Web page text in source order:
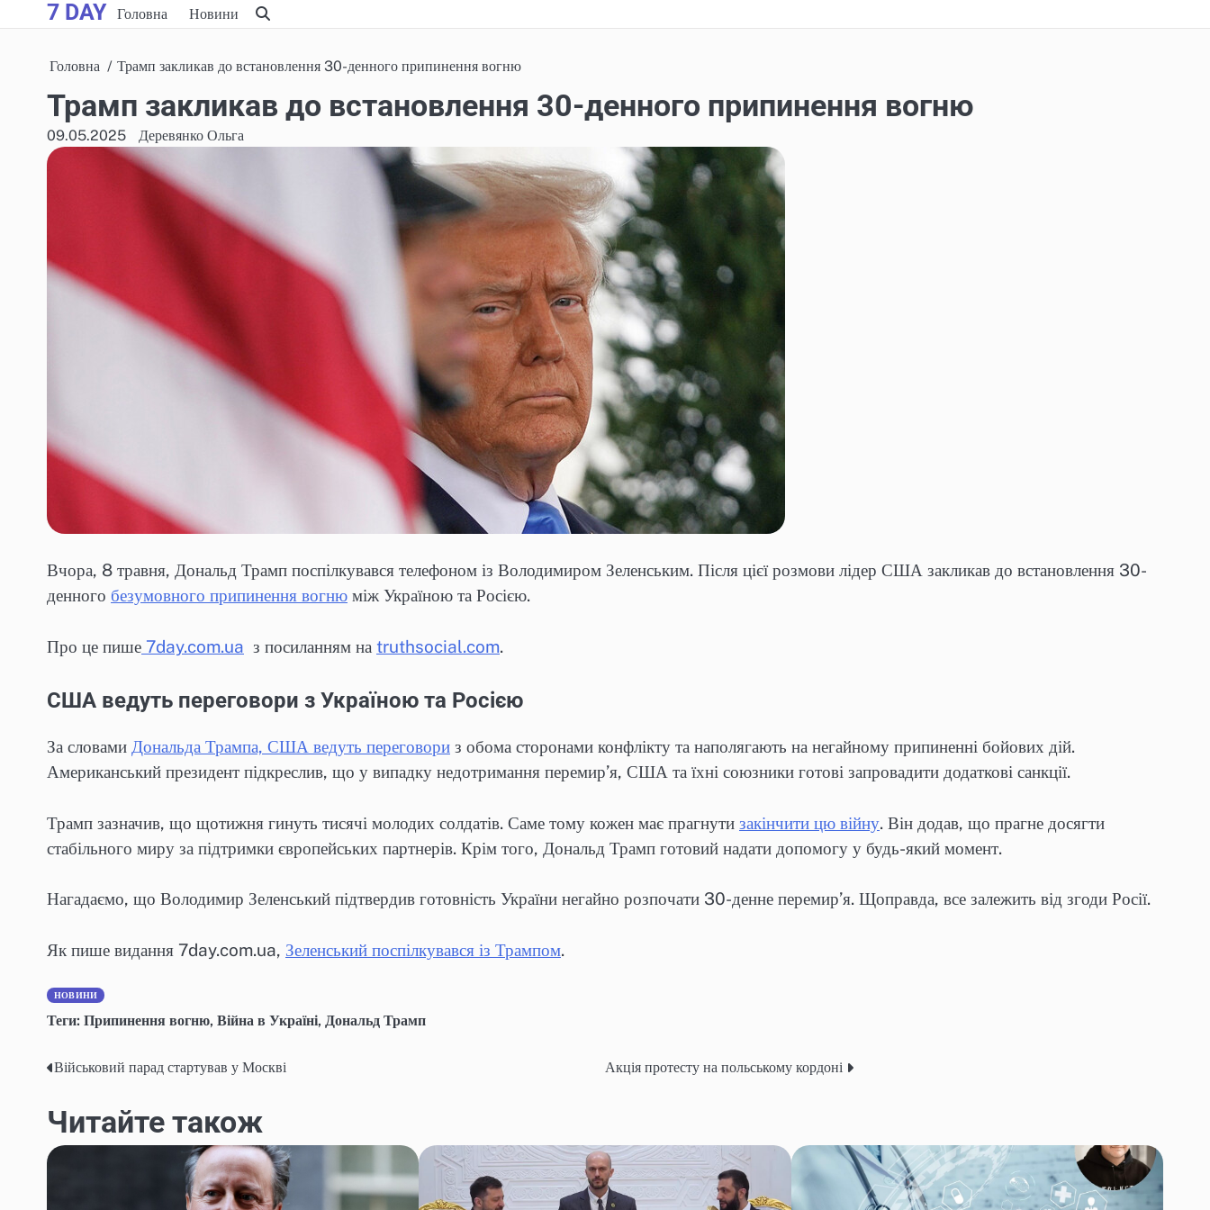
to
7 DAY Головна Новини
Головна Трамп закликав до встановлення 30-денного припинення вогню
Трамп закликав до встановлення 30-денного припинення вогню
09.05.2025 Деревянко Ольга
Вчора, 8 травня, Дональд Трамп поспілкувався телефоном із Володимиром Зеленським. Після цієї розмови лідер США закликав до встановлення 30-
денного безумовного припинення вогню між Україною та Росією.
Про це пише 7day.com.ua з посиланням на truthsocial.com.
США ведуть переговори з Україною та Росією
За словами Дональда Трампа, США ведуть переговори з обома сторонами конфлікту та наполягають на негайному припиненні бойових дій.
Американський президент підкреслив, що у випадку недотримання перемир’я, США та їхні союзники готові запровадити додаткові санкції.
Трамп зазначив, що щотижня гинуть тисячі молодих солдатів. Саме тому кожен має прагнути закінчити цю війну. Він додав, що прагне досягти
стабільного миру за підтримки європейських партнерів. Крім того, Дональд Трамп готовий надати допомогу у будь-який момент.
Нагадаємо, що Володимир Зеленський підтвердив готовність України негайно розпочати 30-денне перемир’я. Щоправда, все залежить від згоди Росії.
Як пише видання 7day.com.ua, Зеленський поспілкувався із Трампом.
НОВИНИ
Теги: Припинення вогню, Війна в Україні, Дональд Трамп
Навігація
записів
Військовий парад стартував у Москві Акція протесту на польському кордоні
Читайте також